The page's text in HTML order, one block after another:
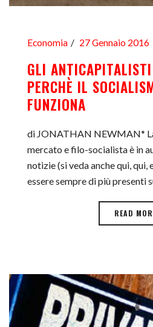
Economia 27 Gennaio 2016
GLI
PERCHÈ IL
FUNZIONA
di JONATHAN NEWMAN*
mercato e filo-socialista è in
notizie (si veda anche qui, qui,
essere sempre di più presenti
READ